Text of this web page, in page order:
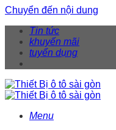
Chuyển đến nội dung
Tin tức
khuyến mãi
tuyển dụng
Menu